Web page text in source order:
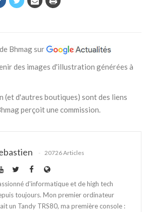
Bhmag sur
des images d'illustration générées à
(et d'autres boutiques) sont des liens
perçoit une commission.
20726 Articles
d'informatique et de high tech
toujours. Mon premier ordinateur
un Tandy TRS80, ma première console :